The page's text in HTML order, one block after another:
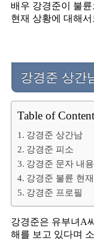
배우 강경준이 불
현재 상황에 대해
강경준 상간
Table of
강경준 상간남
강경준 피소
강경준 문자 내용
강경준 불륜 현
강경준 프로필
강경준은 유부녀A
해를 보고 있다며